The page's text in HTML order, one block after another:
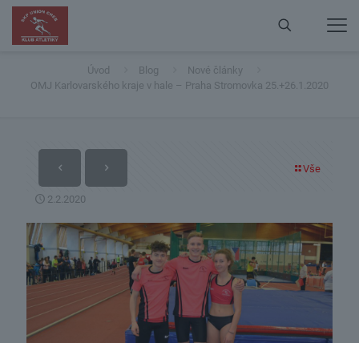
OMJ Karlovarského kraje v hale – Praha Stromovka
Úvod Blog
Nové články
OMJ Karlovarského kraje v hale – Praha Stromovka 25.+26.1.2020
Vše
2.2.2020